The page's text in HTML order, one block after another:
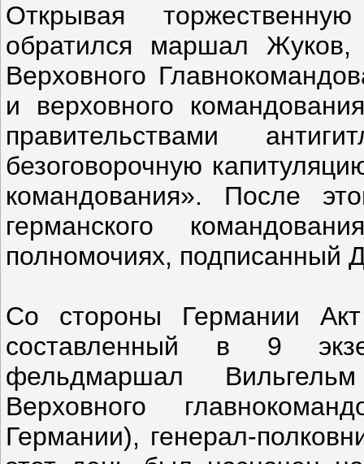
Открывая
обратился маршал
Верховного
и верховного
правительствами
безоговорочную
командования». После
германского
полномочиях, подписанный
Со стороны Германии Акт
составленный в 9
фельдмаршал
Верховного
Германии), генерал-